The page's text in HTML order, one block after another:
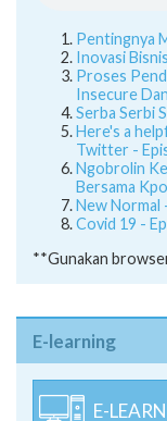
Pentingnya
Inovasi
Proses
Insecure
Serba Serbi
Here's a
Twitter -
Ngobrolin
Bersama
New Normal
Covid 19 -
**Gunakan
E-learning
E-